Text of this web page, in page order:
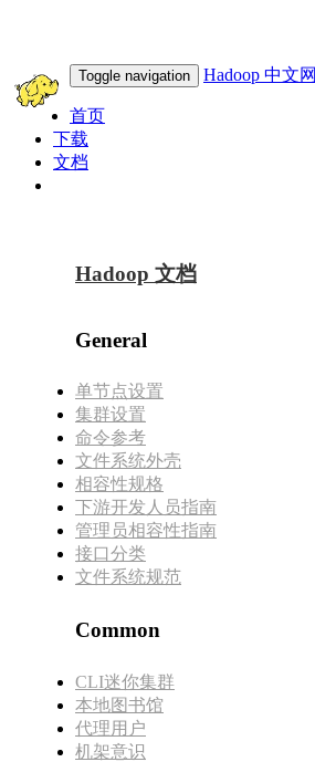
Toggle navigation Hadoop 中文网
首页
下载
文档
Hadoop 文档
General
单节点设置
集群设置
命令参考
文件系统外壳
相容性规格
下游开发人员指南
管理员相容性指南
接口分类
文件系统规范
Common
CLI迷你集群
本地图书馆
代理用户
机架意识